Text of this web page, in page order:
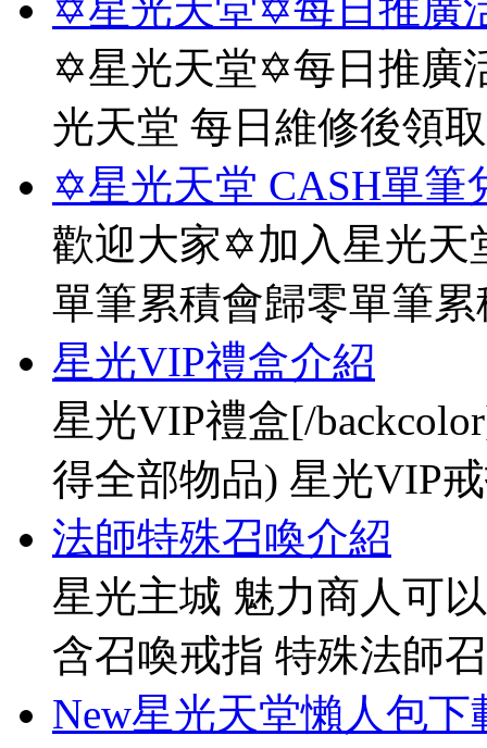
✡星光天堂✡每日推廣
✡星光天堂✡每日推廣
光天堂 每日維修後領
✡星光天堂 CASH單筆
歡迎大家✡加入星光天
單筆累積會歸零單筆
星光VIP禮盒介紹
星光VIP禮盒[/
得全部物品) 星光VIP
法師特殊召喚介紹
星光主城 魅力商人可
含召喚戒指 特殊法師
New星光天堂懶人包下